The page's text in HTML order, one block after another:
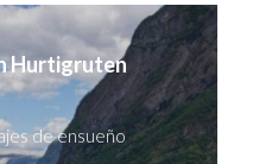
Hurtigruten
de ensueño